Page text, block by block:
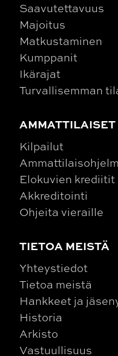
Saavutettavuus
Majoitus
Matkustaminen
Kumppanit
Ikärajat
Turvallisemman
AMMATTILAISET
Kilpailut
Elokuvien krediitit
Akkreditointi
Ohjeita vieraille
TIETOA MEISTÄ
Yhteystiedot
Tietoa meistä
Hankkeet ja
Historia
Arkisto
Vastuullisuus